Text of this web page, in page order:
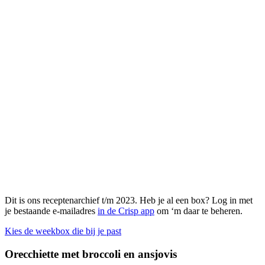
Dit is ons receptenarchief t/m 2023. Heb je al een box? Log in met
je bestaande e-mailadres in de Crisp app om ‘m daar te beheren.
Kies de weekbox die bij je past
Orecchiette met broccoli en ansjovis